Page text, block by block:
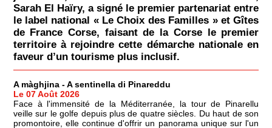
Sarah El Haïry, a signé le premier partenariat entre
le label national « Le Choix des Familles » et Gîtes
de France Corse, faisant de la Corse le premier
territoire à rejoindre cette démarche nationale en
faveur d’un tourisme plus inclusif.
A màghjina - A sentinella di Pinareddu
Le 07 Août 2026
Face à l'immensité de la Méditerranée, la tour de Pinarellu
veille sur le golfe depuis plus de quatre siècles. Du haut de son
promontoire, elle continue d'offrir un panorama unique sur l'un